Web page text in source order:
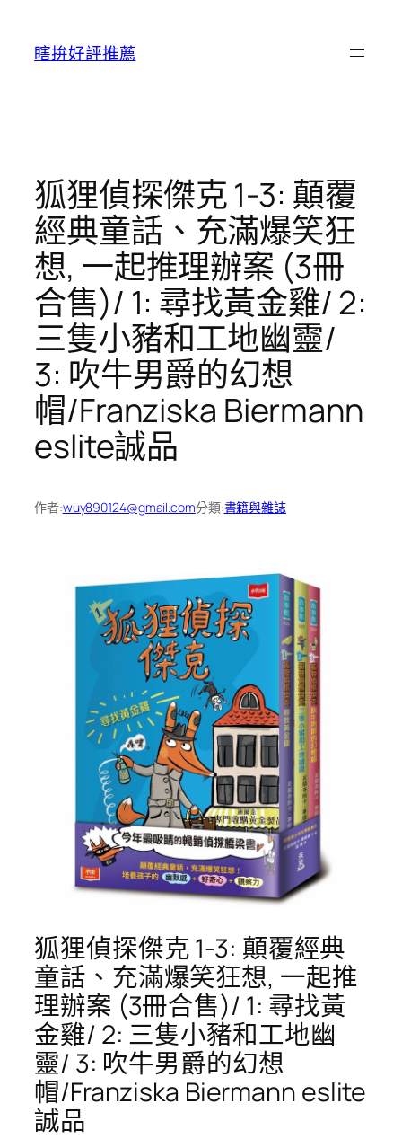
瞎拚好評推薦
狐狸偵探傑克 1-3: 顛覆
經典童話、充滿爆笑狂
想, 一起推理辦案 (3冊
合售)/ 1: 尋找黃金雞/ 2:
三隻小豬和工地幽靈/
3: 吹牛男爵的幻想
帽/Franziska Biermann
eslite誠品
作者:wuy890124@gmail.com分類:書籍與雜誌
狐狸偵探傑克 1-3: 顛覆經典
童話、充滿爆笑狂想, 一起推
理辦案 (3冊合售)/ 1: 尋找黃
金雞/ 2: 三隻小豬和工地幽
靈/ 3: 吹牛男爵的幻想
帽/Franziska Biermann eslite
誠品